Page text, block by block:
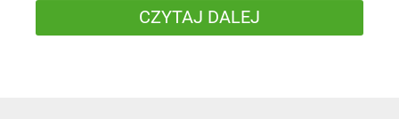
CZYTAJ DALEJ